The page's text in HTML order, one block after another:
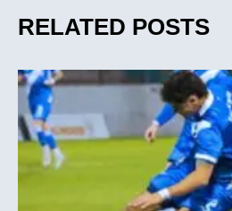
RELATED POSTS